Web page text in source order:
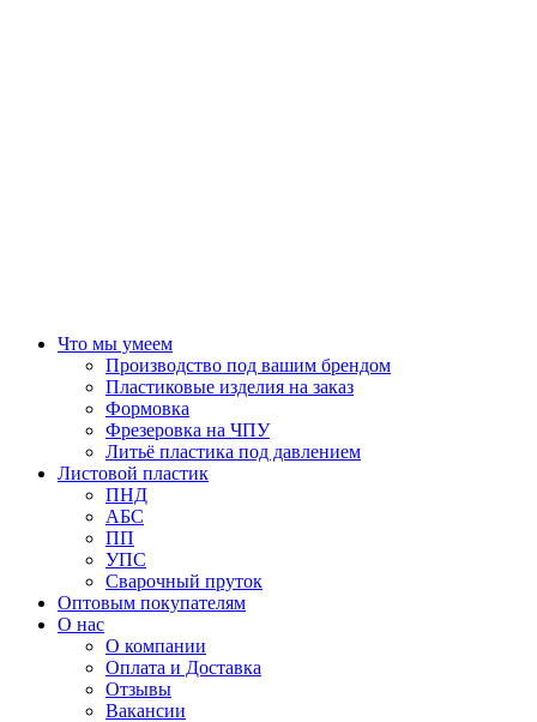
Что мы умеем
Производство под вашим брендом
Пластиковые изделия на заказ
Формовка
Фрезеровка на ЧПУ
Литьё пластика под давлением
Листовой пластик
ПНД
АБС
ПП
УПС
Сварочный пруток
Оптовым покупателям
О нас
О компании
Оплата и Доставка
Отзывы
Вакансии